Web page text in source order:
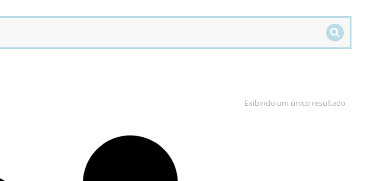
Exibindo um único resultado